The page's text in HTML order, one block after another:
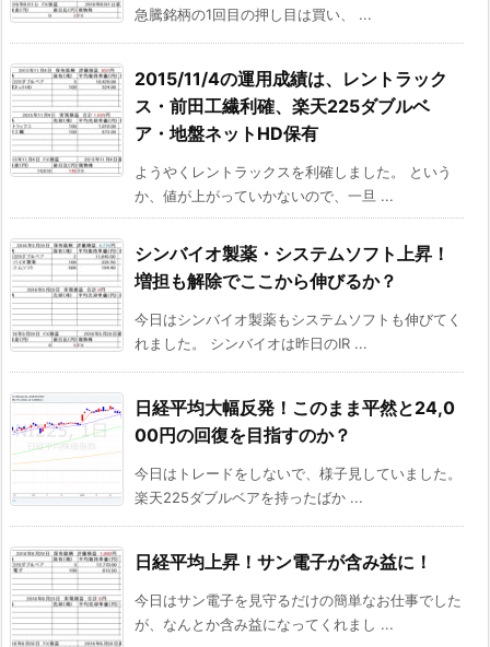
急騰銘柄の1回目の押し目は買い、 ...
2015/11/4の運用成績は、レントラック
ス・前田工繊利確、楽天225ダブルベ
ア・地盤ネットHD保有
ようやくレントラックスを利確しました。 という
か、値が上がっていかないので、一旦 ...
シンバイオ製薬・システムソフト上昇！
増担も解除でここから伸びるか？
今日はシンバイオ製薬もシステムソフトも伸びてく
れました。 シンバイオは昨日のIR ...
日経平均大幅反発！このまま平然と24,0
00円の回復を目指すのか？
今日はトレードをしないで、様子見していました。
楽天225ダブルベアを持ったばか ...
日経平均上昇！サン電子が含み益に！
今日はサン電子を見守るだけの簡単なお仕事でした
が、なんとか含み益になってくれまし ...